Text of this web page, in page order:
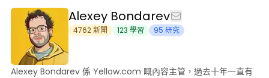
Alexey Bondarev
4762新聞 123 學習 95 研究
Alexey Bondarev 係 Yellow.com 嘅內容主管，過去十年一直有